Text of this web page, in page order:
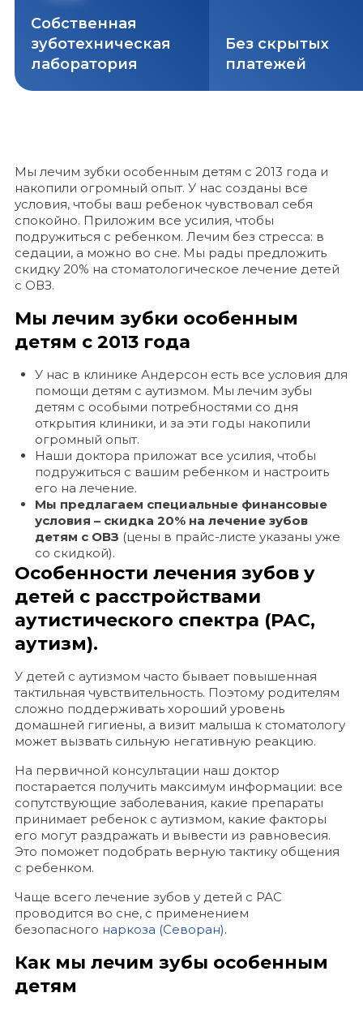
Собственная
зуботехническая
лаборатория
Без скрытых
платежей
Мы лечим зубки особенным детям с 2013 года и
накопили огромный опыт. У нас созданы все
условия, чтобы ваш ребенок чувствовал себя
спокойно. Приложим все усилия, чтобы
подружиться с ребенком. Лечим без стресса: в
седации, а можно во сне. Мы рады предложить
скидку 20% на стоматологическое лечение детей
с ОВЗ.
Мы лечим зубки особенным
детям с 2013 года
У нас в клинике Андерсон есть все условия для
помощи детям с аутизмом. Мы лечим зубы
детям с особыми потребностями со дня
открытия клиники, и за эти годы накопили
огромный опыт.
Наши доктора приложат все усилия, чтобы
подружиться с вашим ребенком и настроить
его на лечение.
Мы предлагаем специальные финансовые
условия – скидка 20% на лечение зубов
детям с ОВЗ (цены в прайс-листе указаны уже
со скидкой).
Особенности лечения зубов у
детей с расстройствами
аутистического спектра (РАС,
аутизм).
У детей с аутизмом часто бывает повышенная
тактильная чувствительность. Поэтому родителям
сложно поддерживать хороший уровень
домашней гигиены, а визит малыша к стоматологу
может вызвать сильную негативную реакцию.
На первичной консультации наш доктор
постарается получить максимум информации: все
сопутствующие заболевания, какие препараты
принимает ребенок с аутизмом, какие факторы
его могут раздражать и вывести из равновесия.
Это поможет подобрать верную тактику общения
с ребенком.
Чаще всего лечение зубов у детей с РАС
проводится во сне, с применением
безопасного наркоза (Севоран).
Как мы лечим зубы особенным
детям